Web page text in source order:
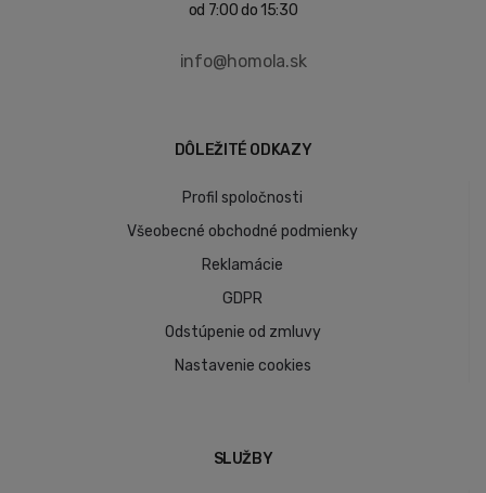
od 7:00 do 15:30
info@homola.sk
DÔLEŽITÉ ODKAZY
Profil spoločnosti
Všeobecné obchodné podmienky
Reklamácie
GDPR
Odstúpenie od zmluvy
Nastavenie cookies
SLUŽBY